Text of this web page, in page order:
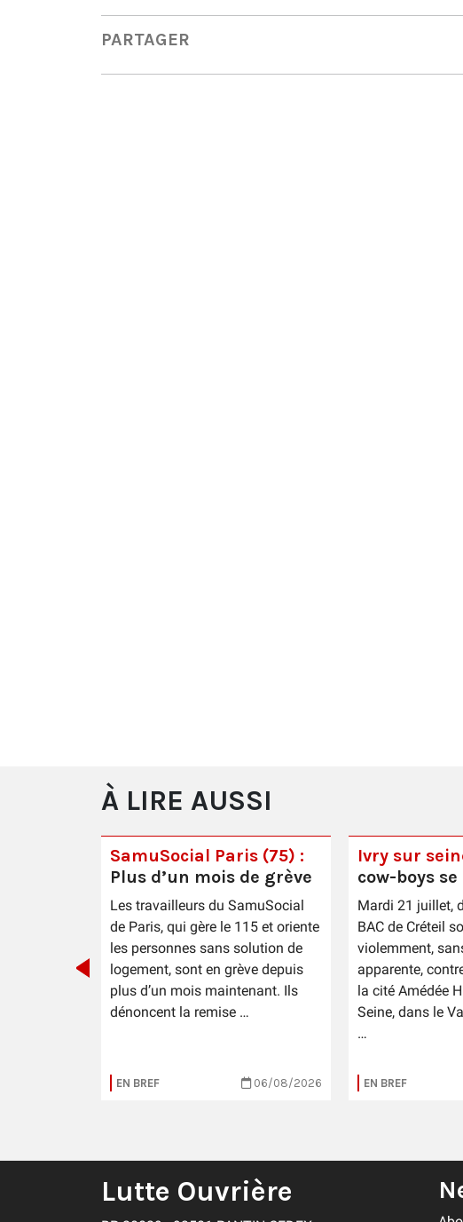
PARTAGER
À LIRE AUSSI
SamuSocial Paris (75) :
Plus d’un mois de grève
Les travailleurs du SamuSocial
de Paris, qui gère le 115 et oriente
les personnes sans solution de
logement, sont en grève depuis
plus d’un mois maintenant. Ils
dénoncent la remise …
EN BREF 06/08/2026
Ivry sur
cow-boys
Mardi 21 juillet,
BAC de Créteil
violemment,
apparente,
la cité Amédée
Seine, dans le
…
EN BREF
Lutte Ouvrière